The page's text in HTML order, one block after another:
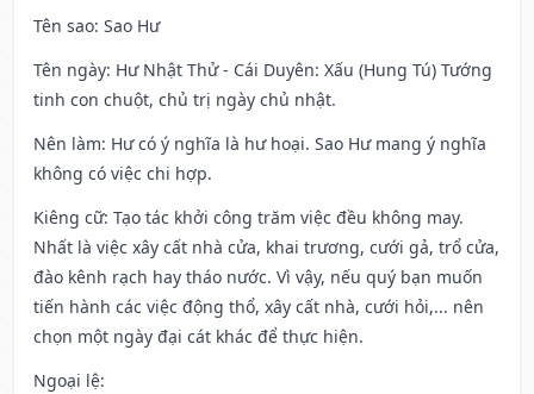
Tên sao: Sao Hư
Tên ngày: Hư Nhật Thử - Cái Duyên: Xấu (Hung Tú) Tướng
tinh con chuột, chủ trị ngày chủ nhật.
Nên làm: Hư có ý nghĩa là hư hoại. Sao Hư mang ý nghĩa
không có việc chi hợp.
Kiêng cữ: Tạo tác khởi công trăm việc đều không may.
Nhất là việc xây cất nhà cửa, khai trương, cưới gả, trổ cửa,
đào kênh rạch hay tháo nước. Vì vậy, nếu quý bạn muốn
tiến hành các việc động thổ, xây cất nhà, cưới hỏi,... nên
chọn một ngày đại cát khác để thực hiện.
Ngoại lệ: